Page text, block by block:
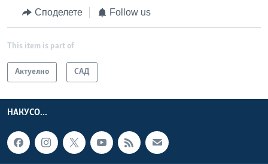
Споделете Follow us
This item is part of
Актуелно САД
НАКУСО...